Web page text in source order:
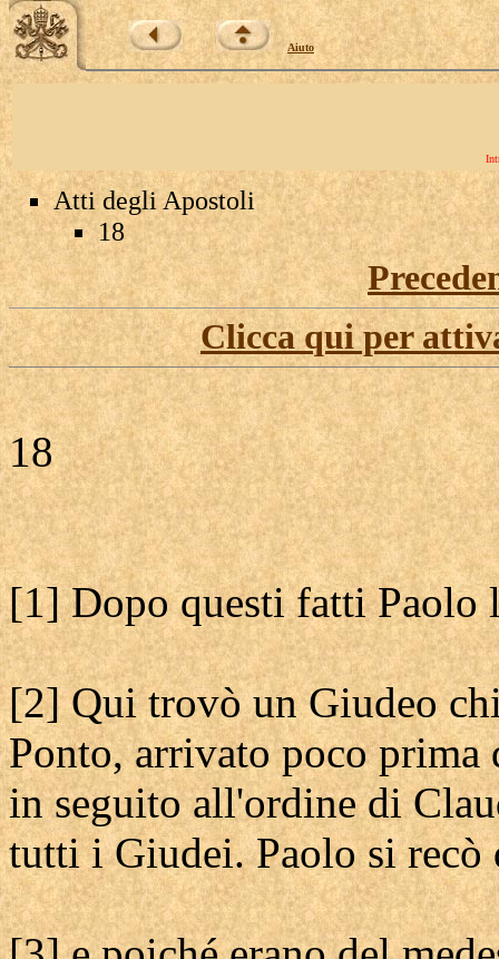
Aiuto
Atti degli Apostoli
18
Clicca qui per
18
[1] Dopo questi fatti Paolo
[2] Qui trovò un Giudeo
Ponto, arrivato poco
in seguito all'ordine di
tutti i Giudei. Paolo si recò